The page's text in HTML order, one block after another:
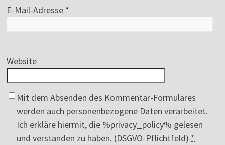
E-Mail-Adresse *
Website
Mit dem Absenden des Kommentar-Formulares
werden auch personenbezogene Daten verarbeitet.
Ich erkläre hiermit, die %privacy_policy% gelesen
und verstanden zu haben. (DSGVO-Pflichtfeld) *